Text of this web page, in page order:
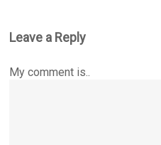
Leave a Reply
My comment is..